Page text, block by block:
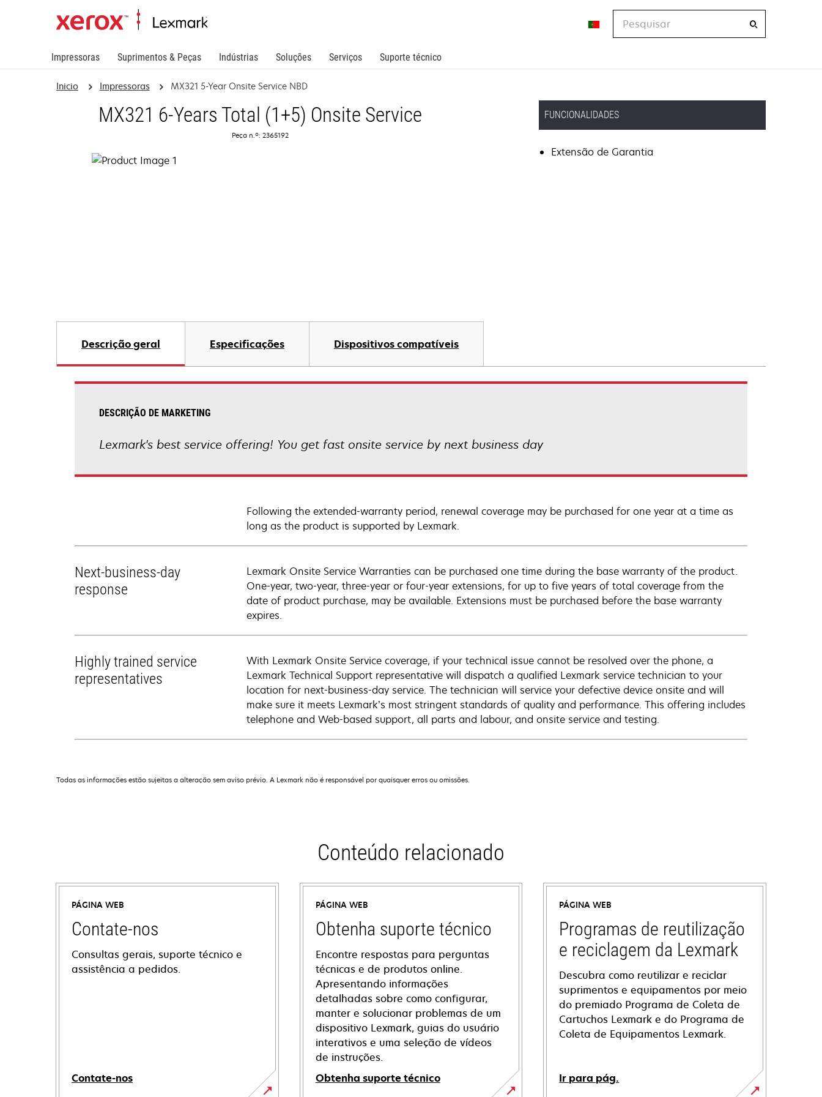
Impressoras Suprimentos & Peças Indústrias Soluções Serviços Suporte técnico
Inicio Impressoras MX321 5-Year Onsite Service NBD
MX321 6-Years Total (1+5) Onsite Service
Peça n.º: 2365192
FUNCIONALIDADES
Extensão de Garantia
Descrição geral Especificações Dispositivos compatíveis
DESCRIÇÃO DE MARKETING
Lexmark's best service offering! You get fast onsite service by next business day
Following the extended-warranty period, renewal coverage may be purchased for one year at a time as
long as the product is supported by Lexmark.
Next-business-day
response
Lexmark Onsite Service Warranties can be purchased one time during the base warranty of the product.
One-year, two-year, three-year or four-year extensions, for up to five years of total coverage from the
date of product purchase, may be available. Extensions must be purchased before the base warranty
expires.
Highly trained service
representatives
With Lexmark Onsite Service coverage, if your technical issue cannot be resolved over the phone, a
Lexmark Technical Support representative will dispatch a qualified Lexmark service technician to your
location for next-business-day service. The technician will service your defective device onsite and will
make sure it meets Lexmark’s most stringent standards of quality and performance. This offering includes
telephone and Web-based support, all parts and labour, and onsite service and testing.
Todas as informações estão sujeitas a alteração sem aviso prévio. A Lexmark não é responsável por quaisquer erros ou omissões.
Conteúdo relacionado
PÁGINA WEB
Contate-nos
Consultas gerais, suporte técnico e
assistência a pedidos.
Contate-nos
PÁGINA WEB
Obtenha suporte técnico
Encontre respostas para perguntas
técnicas e de produtos online.
Apresentando informações
detalhadas sobre como configurar,
manter e solucionar problemas de um
dispositivo Lexmark, guias do usuário
interativos e uma seleção de vídeos
de instruções.
Obtenha suporte técnico
PÁGINA WEB
Programas de reutilização
e reciclagem da Lexmark
Descubra como reutilizar e reciclar
suprimentos e equipamentos por meio
do premiado Programa de Coleta de
Cartuchos Lexmark e do Programa de
Coleta de Equipamentos Lexmark.
Ir para pág.